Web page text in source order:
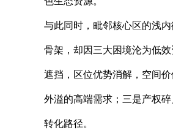
与此同时，毗邻核心区的浅
骨架，却因三大困境沦为低
遮挡，区位优势消解，空间
外溢的高端需求；三是产权
转化路径。